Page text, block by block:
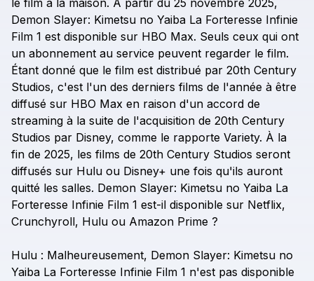
le film à la maison. À partir du 25 novembre 2025,
Demon Slayer: Kimetsu no Yaiba La Forteresse Infinie
Film 1 est disponible sur HBO Max. Seuls ceux qui ont
un abonnement au service peuvent regarder le film.
Étant donné que le film est distribué par 20th Century
Studios, c'est l'un des derniers films de l'année à être
diffusé sur HBO Max en raison d'un accord de
streaming à la suite de l'acquisition de 20th Century
Studios par Disney, comme le rapporte Variety. À la
fin de 2025, les films de 20th Century Studios seront
diffusés sur Hulu ou Disney+ une fois qu'ils auront
quitté les salles. Demon Slayer: Kimetsu no Yaiba La
Forteresse Infinie Film 1 est-il disponible sur Netflix,
Crunchyroll, Hulu ou Amazon Prime ?
Hulu : Malheureusement, Demon Slayer: Kimetsu no
Yaiba La Forteresse Infinie Film 1 n'est pas disponible